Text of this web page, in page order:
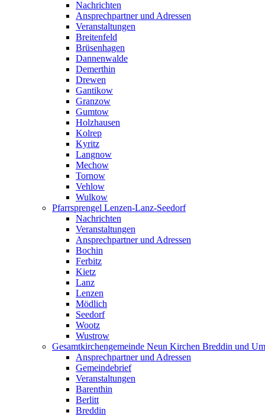
Nachrichten
Ansprechpartner und Adressen
Veranstaltungen
Breitenfeld
Brüsenhagen
Dannenwalde
Demerthin
Drewen
Gantikow
Granzow
Gumtow
Holzhausen
Kolrep
Kyritz
Langnow
Mechow
Tornow
Vehlow
Wulkow
Pfarrsprengel Lenzen-Lanz-Seedorf
Nachrichten
Veranstaltungen
Ansprechpartner und Adressen
Bochin
Ferbitz
Kietz
Lanz
Lenzen
Mödlich
Seedorf
Wootz
Wustrow
Gesamtkirchengemeinde Neun Kirchen Breddin und
Ansprechpartner und Adressen
Gemeindebrief
Veranstaltungen
Barenthin
Berlitt
Breddin